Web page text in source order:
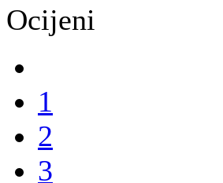
Ocijeni
1
2
3